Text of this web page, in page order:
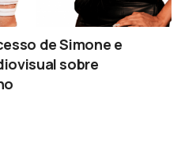
de Simone e
sobre